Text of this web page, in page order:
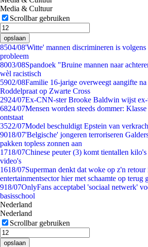
Media & Cultuur
Scrollbar gebruiken
opslaan
8504/08'Witte' mannen discrimineren is
probleem
8003/08Spandoek "Bruine mannen naar
wèl racistisch
5902/08Familie 16-jarige overweegt aangifte na
Roddelpraat op Zwarte Cross
2924/07Ex-CNN-ster Brooke Baldwin wijst
6824/07Mensen worden steeds dommer:
ontstaat
3522/07Model beschuldigt Epstein van
9018/07'Belgische' jongeren terroriseren
pakken topless zonnen aan
1718/07Chinese peuter (3) komt tientallen
video's
1618/07Superman denkt dat woke op z'n retour
entertainmentsector hier met schaamte op terug
918/07OnlyFans acceptabel 'sociaal netwerk'
basisschool
Nederland
Nederland
Scrollbar gebruiken
opslaan